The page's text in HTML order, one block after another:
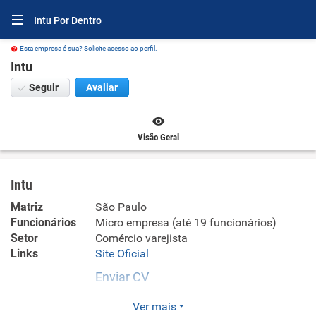
Intu Por Dentro
Esta empresa é sua? Solicite acesso ao perfil.
Intu
Seguir Avaliar
Visão Geral
Intu
Matriz
São Paulo
Funcionários
Micro empresa (até 19 funcionários)
Setor
Comércio varejista
Links
Site Oficial
Enviar CV
A marca tem o propósito de inspirar as pessoas a levar
Ver mais